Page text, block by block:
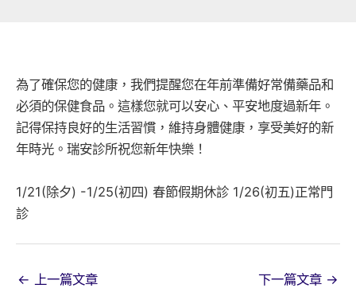
為了確保您的健康，我們提醒您在年前準備好常備藥品和
必須的保健食品。這樣您就可以安心、平安地度過新年。
記得保持良好的生活習慣，維持身體健康，享受美好的新
年時光。瑞安診所祝您新年快樂！
1/21(除夕) -1/25(初四) 春節假期休診 1/26(初五)正常門
診
← 上一篇文章 下一篇文章 →